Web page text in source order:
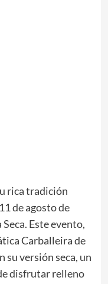
rica tradición
de agosto de
Este evento,
Carballeira de
su versión seca, un
disfrutar relleno